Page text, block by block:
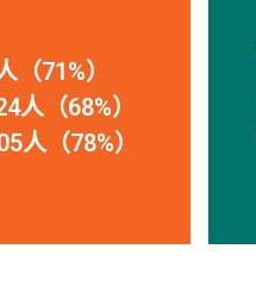
71%）
人（68%）
人（78%）